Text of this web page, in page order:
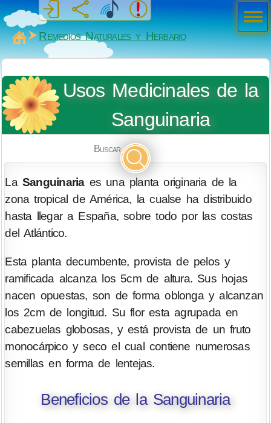
MiSabueso
Remedios Naturales y Herbario
Usos Medicinales de la
Sanguinaria
Buscar
La Sanguinariaes una planta originaria de la
zona tropical de América, la cualse ha distribuido
hasta llegar a España, sobre todo por las costas
del Atlántico.
Esta planta decumbente, provista de pelos y
ramificada alcanza los 5cm de altura. Sus hojas
nacen opuestas, son de forma oblonga y alcanzan
los 2cm de longitud. Su flor esta agrupada en
cabezuelas globosas, y está provista de un fruto
monocárpico y seco el cual contiene numerosas
semillas en forma de lentejas.
Beneficios de la Sanguinaria
Men
ú